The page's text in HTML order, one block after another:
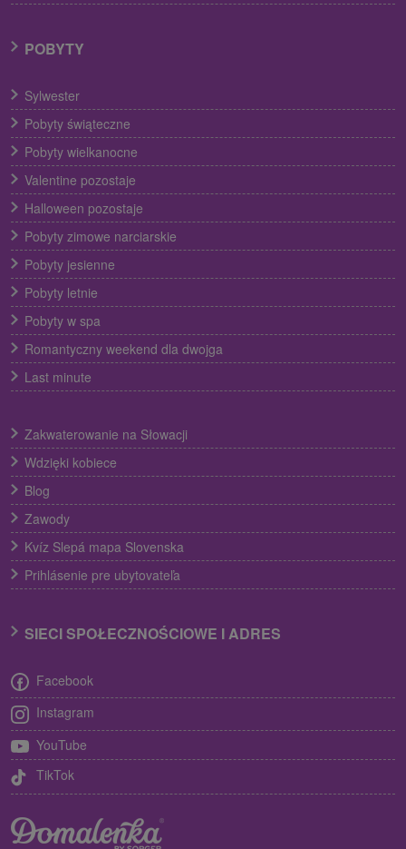
POBYTY
Sylwester
Pobyty świąteczne
Pobyty wielkanocne
Valentine pozostaje
Halloween pozostaje
Pobyty zimowe narciarskie
Pobyty jesienne
Pobyty letnie
Pobyty w spa
Romantyczny weekend dla dwojga
Last minute
Zakwaterowanie na Słowacji
Wdzięki kobiece
Blog
Zawody
Kvíz Slepá mapa Slovenska
Prihlásenie pre ubytovateľa
SIECI SPOŁECZNOŚCIOWE I ADRES
Facebook
Instagram
YouTube
TikTok